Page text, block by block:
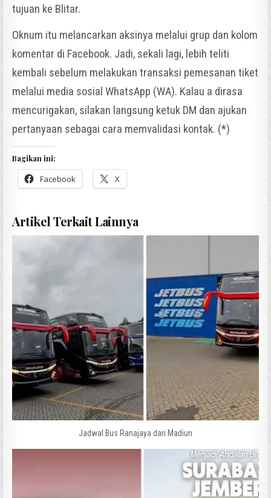
tujuan ke Blitar.
Oknum itu melancarkan aksinya melalui grup dan kolom
komentar di Facebook. Jadi, sekali lagi, lebih teliti
kembali sebelum melakukan transaksi pemesanan tiket
melalui media sosial WhatsApp (WA). Kalau a dirasa
mencurigakan, silakan langsung ketuk DM dan ajukan
pertanyaan sebagai cara memvalidasi kontak. (*)
Bagikan ini:
Facebook X
Artikel Terkait Lainnya
Jadwal Bus Ranajaya dari Madiun